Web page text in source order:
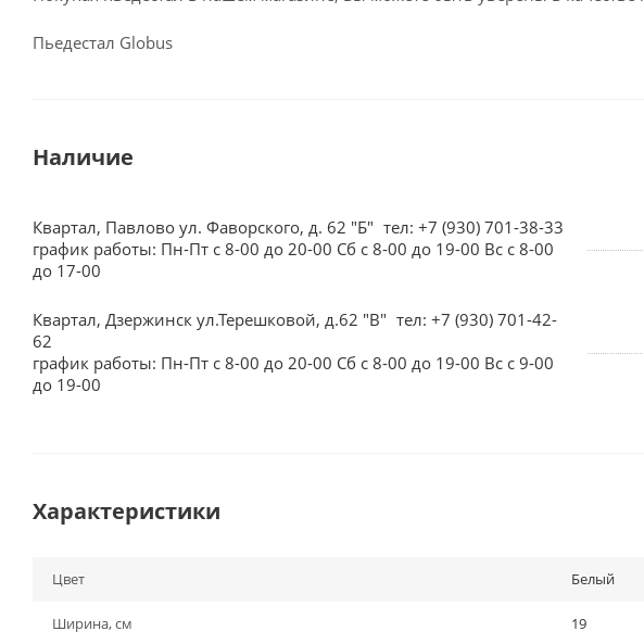
Пьедестал Globus
Наличие
Квартал, Павлово ул. Фаворского, д. 62 "Б" тел: +7 (930) 701-38-33
график работы: Пн-Пт с 8-00 до 20-00 Сб с 8-00 до 19-00 Вс с 8-00
до 17-00
Квартал, Дзержинск ул.Терешковой, д.62 "В" тел: +7 (930) 701-42-
62
график работы: Пн-Пт с 8-00 до 20-00 Сб с 8-00 до 19-00 Вс с 9-00
до 19-00
Характеристики
Цвет Белый
Ширина, см 19